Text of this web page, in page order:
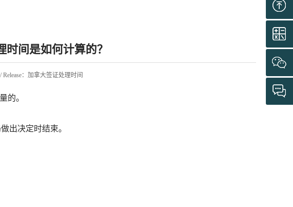
时间是如何计算的？
Release：加拿大签证处理时间
的。
出决定时结束。